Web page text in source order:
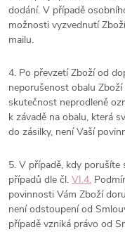
dodání. V případě
možnosti vyzvednutí
mailu.
4. Po převzetí Zboží od
neporušenost obalu
skutečnost neprodleně
k závadě na obalu, která
do zásilky, není Vaší
5. V případě, kdy
případů dle čl. VI.4.
povinnosti Vám Zboží
není odstoupení od
případě vzniká právo od